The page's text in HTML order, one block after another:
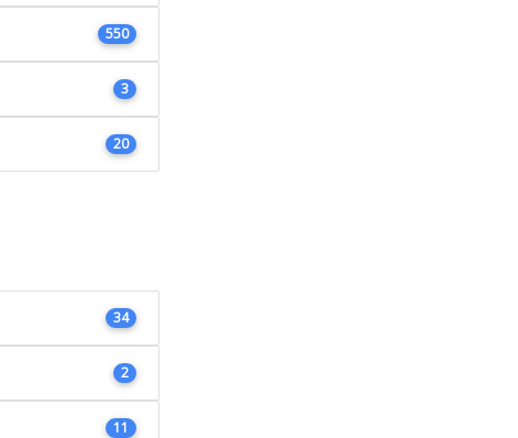
550
3
20
34
2
11